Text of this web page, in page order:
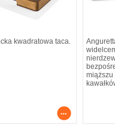
kwadratowa taca.